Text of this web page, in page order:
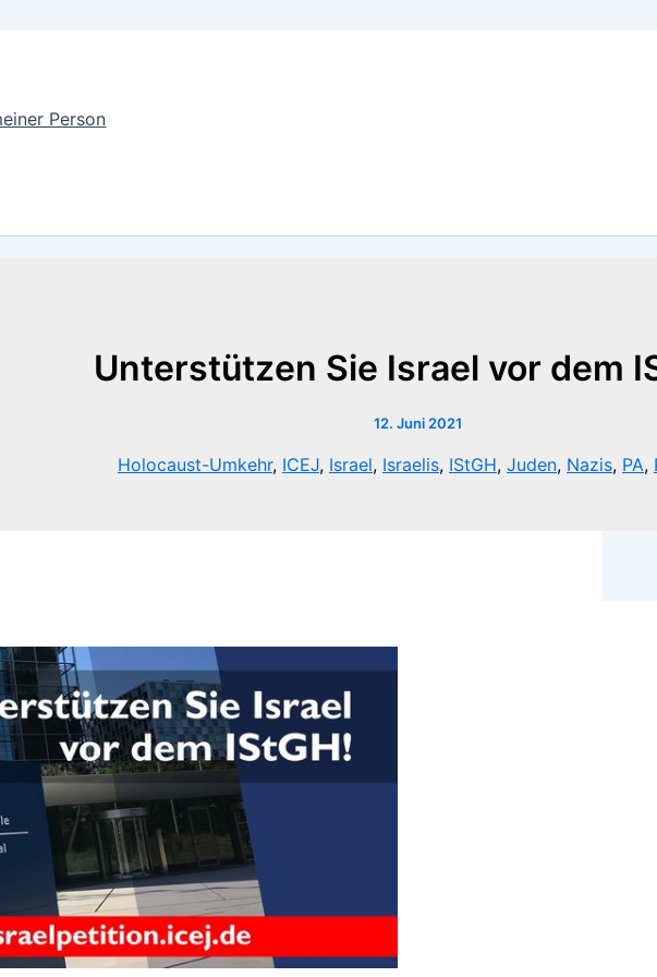
Person
Unterstützen Sie Israel vor dem
12. Juni 2021
Holocaust-Umkehr, ICEJ, Israel, Israelis, IStGH, Juden, Nazis, PA,